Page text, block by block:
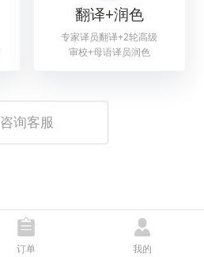
翻译+润色
专家译员翻译+2轮高级
审校+母语译员润色
咨询客服
订单 我的